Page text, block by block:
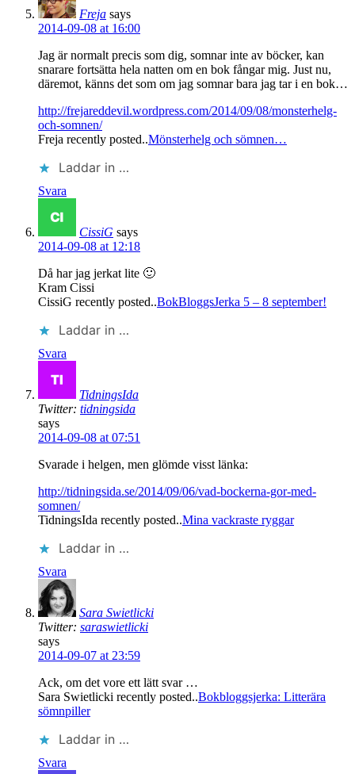
Freja says
2014-09-08 at 16:00
Jag är normalt precis som dig, somnar inte av böcker, kan
snarare fortsätta hela natten om en bok fångar mig. Just nu,
däremot, känns det som om jag somnar bara jag tar i en bok…
http://frejareddevil.wordpress.com/2014/09/08/monsterhelg-
och-somnen/
Freja recently posted..Mönsterhelg och sömnen…
Laddar in …
Svara
CissiG says
2014-09-08 at 12:18
Då har jag jerkat lite 🙂
Kram Cissi
CissiG recently posted..BokBloggsJerka 5 – 8 september!
Laddar in …
Svara
TidningsIda
Twitter: tidningsida
says
2014-09-08 at 07:51
Svarade i helgen, men glömde visst länka:
http://tidningsida.se/2014/09/06/vad-bockerna-gor-med-
somnen/
TidningsIda recently posted..Mina vackraste ryggar
Laddar in …
Svara
Sara Swietlicki
Twitter: saraswietlicki
says
2014-09-07 at 23:59
Ack, om det vore ett lätt svar …
Sara Swietlicki recently posted..Bokbloggsjerka: Litterära
sömnpiller
Laddar in …
Svara